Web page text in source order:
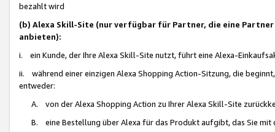
bezahlt wird
(b) Alexa Skill-Site (nur verfügbar für Partner, die eine
anbieten):
i. ein Kunde, der Ihre Alexa Skill-Site nutzt, führt eine Alexa-
ii. während einer einzigen Alexa Shopping Action-Sitzung, die
entweder:
A. von der Alexa Shopping Action zu Ihrer Alexa Skill-Site
B. eine Bestellung über Alexa für das Produkt aufgibt, das Sie mit